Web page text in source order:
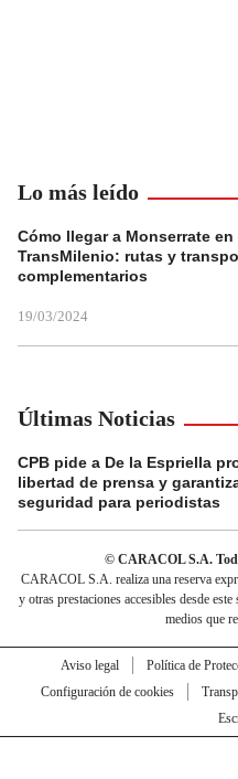
Lo más leído
Cómo llegar a Monserrate en
TransMilenio: rutas y
complementarios
19/03/2024
Últimas Noticias
CPB pide a De la Espriella
libertad de prensa y
seguridad para periodistas
© CARACOL S.A.
CARACOL S.A. realiza una reserva
y otras prestaciones accesibles desde
medios que
Aviso legal Política de
Configuración de cookies